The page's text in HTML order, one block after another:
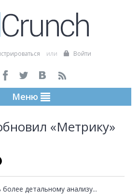
или Войти
Меню
«Метрику»
детальному анализу...